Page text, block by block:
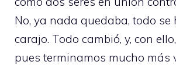
No, ya nada quedaba, todo se
carajo. Todo cambió, y, con
pues terminamos mucho más